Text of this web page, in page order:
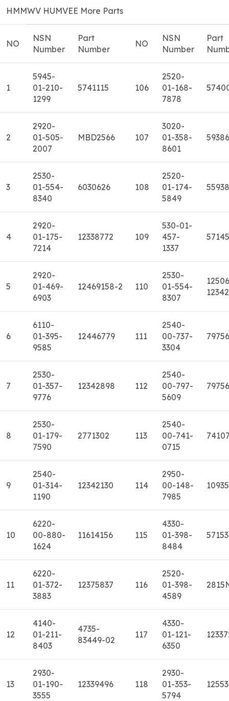
HMMWV HUMVEE More Parts
NO
NSN
Number
Part
Number
NO
NSN
Number
Part
1
5945-
01-210-
1299
5741115 106
2520-
01-168-
7878
2
2920-
01-505-
2007
MBD2566 107
3020-
01-358-
8601
3
2530-
01-554-
8340
6030626 108
2520-
01-174-
5849
4
2920-
01-175-
7214
12338772 109
530-01-
457-
1337
5
2920-
01-469-
6903
12469158-2 110
2530-
01-554-
8307
6
6110-
01-395-
9585
12446779 111
2540-
00-737-
3304
7
2530-
01-357-
9776
12342898 112
2540-
00-797-
5609
8
2530-
01-179-
7590
2771302 113
2540-
00-741-
0715
9
2540-
01-314-
1190
12342130 114
2950-
00-148-
7985
10
6220-
00-880-
1624
11614156 115
4330-
01-398-
8484
11
6220-
01-372-
3883
12375837 116
2520-
01-398-
4589
12
4140-
01-211-
8403
4735-
83449-02
117
4330-
01-121-
6350
13
2930-
01-190-
3555
12339496 118
2930-
01-353-
5794